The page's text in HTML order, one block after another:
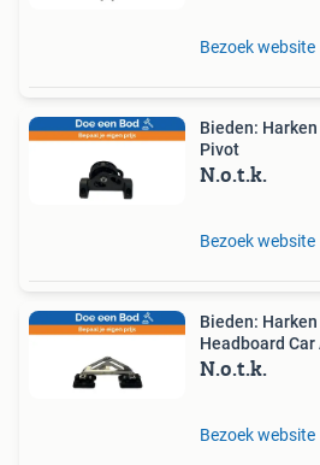
Bezoek website
Bieden:
Pivot
N.o.t.k.
Bezoek website
Bieden:
Headboard
N.o.t.k.
Bezoek website